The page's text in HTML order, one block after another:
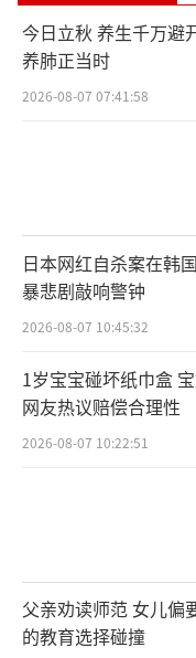
今日立秋 养生千万避
养肺正当时
2026-08-07 07:41:58
日本网红自杀案在韩
暴悲剧敲响警钟
2026-08-07 10:45:32
1岁宝宝碰坏纸巾盒
网友热议赔偿合理性
2026-08-07 10:22:51
父亲劝读师范 女儿偏
的教育选择碰撞